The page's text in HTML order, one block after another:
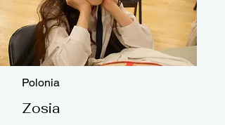
Polonia
Zosia